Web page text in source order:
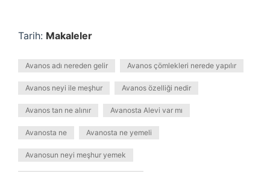
Tarih: Makaleler
Avanos adı nereden gelir Avanos çömlekleri nerede yapılır
Avanos neyi ile meşhur Avanos özelliği nedir
Avanos tan ne alınır Avanosta Alevi var mı
Avanosta ne Avanosta ne yemeli
Avanosun neyi meşhur yemek